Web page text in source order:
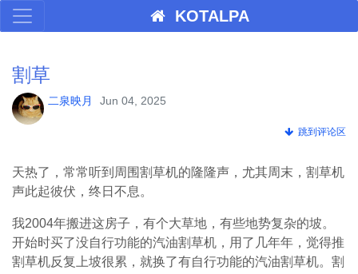
KOTALPA
割草
二泉映月 Jun 04, 2025
跳到评论区
天热了，常常听到周围割草机的隆隆声，尤其周末，割草机
声此起彼伏，终日不息。
我2004年搬进这房子，有个大草地，有些地势复杂的坡。
开始时买了没自行功能的汽油割草机，用了几年年，觉得推
割草机反复上坡很累，就换了有自行功能的汽油割草机。割